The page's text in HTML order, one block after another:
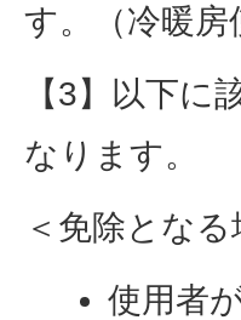
す。（冷暖房
【3】以下に
なります。
＜免除となる
使用者